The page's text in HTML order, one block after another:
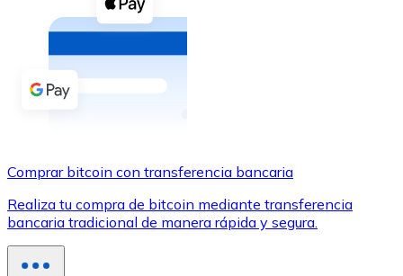
Comprar con efectivo
Transferencia SEPA
Añade fondos a tu cuenta Bitnovo o realiza compras
Utiliza tarjetas Visa y Mastercard para comprar
Comprar con tarjeta
Tienda - Tarjetas regalo
Comprar bitcoin con transferencia bancaria
Realiza tu compra de bitcoin mediante transferencia
bancaria tradicional de manera rápida y segura.